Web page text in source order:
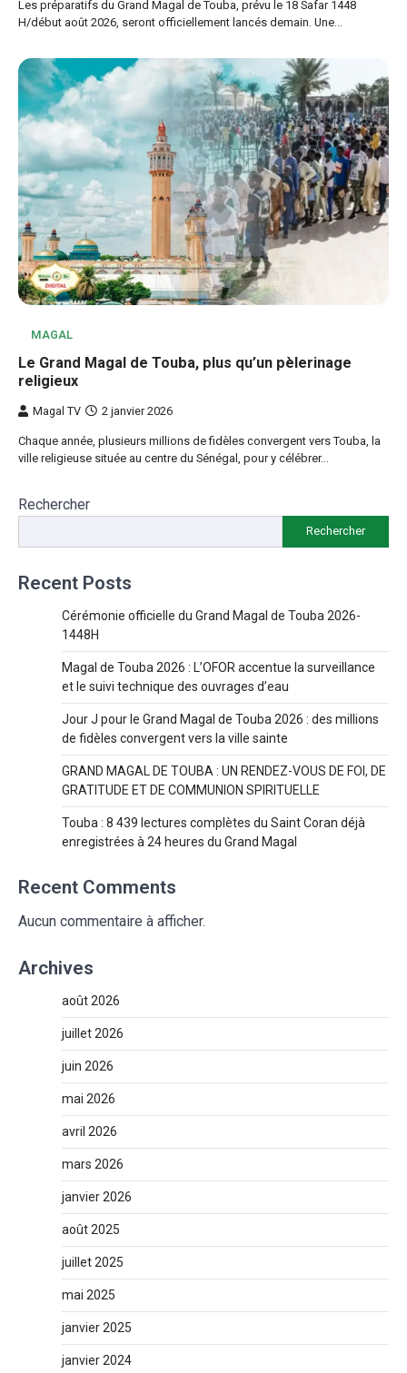
Les préparatifs du Grand Magal de Touba, prévu le 18 Safar 1448
H/début août 2026, seront officiellement lancés demain. Une…
MAGAL
Le Grand Magal de Touba, plus qu’un pèlerinage
religieux
Magal TV 2 janvier 2026
Chaque année, plusieurs millions de fidèles convergent vers Touba, la
ville religieuse située au centre du Sénégal, pour y célébrer…
Rechercher
Rechercher
Recent Posts
Cérémonie officielle du Grand Magal de Touba 2026-
1448H
Magal de Touba 2026 : L’OFOR accentue la surveillance
et le suivi technique des ouvrages d’eau
Jour J pour le Grand Magal de Touba 2026 : des millions
de fidèles convergent vers la ville sainte
GRAND MAGAL DE TOUBA : UN RENDEZ-VOUS DE FOI, DE
GRATITUDE ET DE COMMUNION SPIRITUELLE
Touba : 8 439 lectures complètes du Saint Coran déjà
enregistrées à 24 heures du Grand Magal
Recent Comments
Aucun commentaire à afficher.
Archives
août 2026
juillet 2026
juin 2026
mai 2026
avril 2026
mars 2026
janvier 2026
août 2025
juillet 2025
mai 2025
janvier 2025
janvier 2024